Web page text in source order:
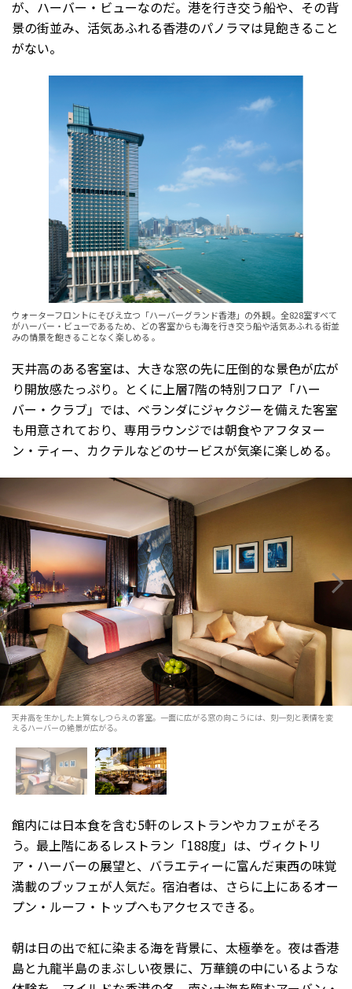
が、ハーバー・ビューなのだ。港を行き交う船や、その背
景の街並み、活気あふれる香港のパノラマは見飽きること
がない。
ウォーターフロントにそびえ立つ「ハーバーグランド香港」の外観 。全828室すべて
がハーバー・ビューであるため、どの客室からも海を行き交う船や活気あふれる街並
みの情景を飽きることなく楽しめる 。
天井高のある客室は、大きな窓の先に圧倒的な景色が広が
り開放感たっぷり。とくに上層7階の特別フロア「ハー
バー・クラブ」では、ベランダにジャクジーを備えた客室
も用意されており、専用ラウンジでは朝食やアフタヌー
ン・ティー、カクテルなどのサービスが気楽に楽しめる。
天井高を生かした上質なしつらえの客室。一面に広がる窓の向こうには、刻一刻と表情を変
えるハーバーの絶景が広がる。
館内には日本食を含む5軒のレストランやカフェがそろ
う。最上階にあるレストラン「188度」は、ヴィクトリ
ア・ハーバーの展望と、バラエティーに富んだ東西の味覚
満載のブッフェが人気だ。宿泊者は、さらに上にあるオー
プン・ルーフ・トップへもアクセスできる。
朝は日の出で紅に染まる海を背景に、太極拳を。夜は香港
島と九龍半島のまぶしい夜景に、万華鏡の中にいるような